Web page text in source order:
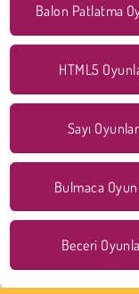
Balon Patlatma
HTML5
Sayı
Bulmaca
Beceri